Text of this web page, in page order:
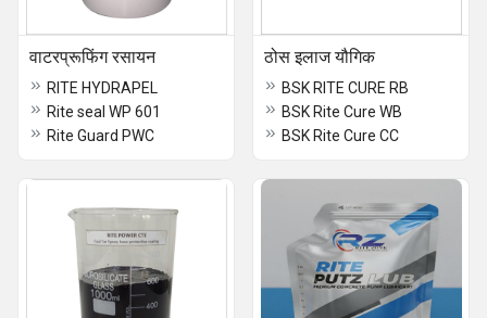
वाटरप्रूफिंग रसायन
RITE HYDRAPEL
Rite seal WP 601
Rite Guard PWC
ठोस इलाज यौगिक
BSK RITE CURE RB
BSK Rite Cure WB
BSK Rite Cure CC